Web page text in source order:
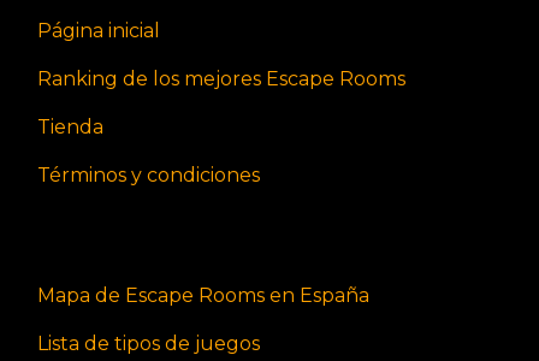
Página inicial
Ranking de los mejores Escape Rooms
Tienda
Términos y condiciones
Mapa de Escape Rooms en España
Lista de tipos de juegos